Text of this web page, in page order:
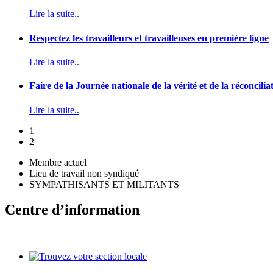
Lire la suite..
Respectez les travailleurs et travailleuses en première ligne
Lire la suite..
Faire de la Journée nationale de la vérité et de la
Lire la suite..
1
2
Membre actuel
Lieu de travail non syndiqué
SYMPATHISANTS ET MILITANTS
Centre d’information